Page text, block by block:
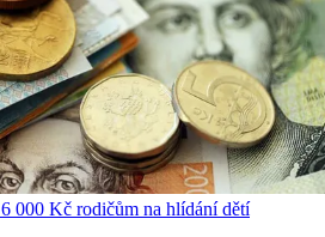
000 Kč rodičům na hlídání dětí